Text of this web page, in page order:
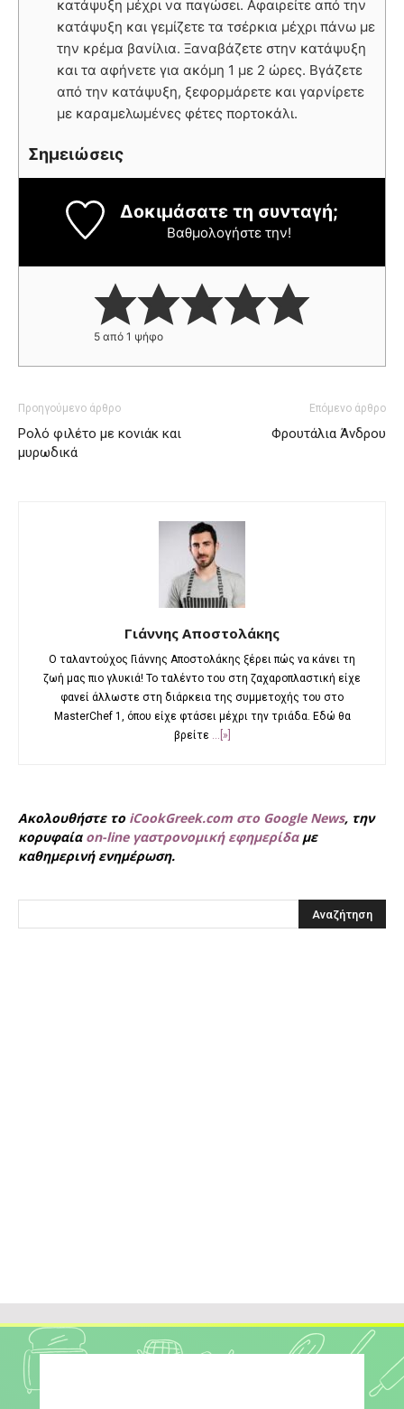
κατάψυξη μέχρι να παγώσει. Αφαιρείτε από την
κατάψυξη και γεμίζετε τα τσέρκια μέχρι πάνω με
την κρέμα βανίλια. Ξαναβάζετε στην κατάψυξη
και τα αφήνετε για ακόμη 1 με 2 ώρες. Βγάζετε
από την κατάψυξη, ξεφορμάρετε και γαρνίρετε
με καραμελωμένες φέτες πορτοκάλι.
Σημειώσεις
Δοκιμάσατε τη συνταγή;
Βαθμολογήστε την!
5 από 1 ψήφο
Προηγούμενο άρθρο
Ρολό φιλέτο με κονιάκ και
μυρωδικά
Επόμενο άρθρο
Φρουτάλια Άνδρου
Γιάννης Αποστολάκης
Ο ταλαντούχος Γιάννης Αποστολάκης ξέρει πώς να κάνει τη
ζωή μας πιο γλυκιά! To ταλέντο του στη ζαχαροπλαστική είχε
φανεί άλλωστε στη διάρκεια της συμμετοχής του στο
MasterChef 1, όπου είχε φτάσει μέχρι την τριάδα. Εδώ θα
βρείτε ...[»]
Ακολουθήστε το iCookGreek.com στο Google News, την
κορυφαία on-line γαστρονομική εφημερίδαμε
καθημερινή ενημέρωση.